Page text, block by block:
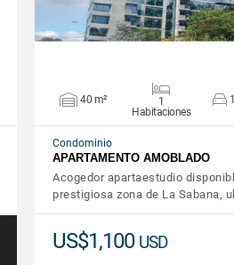
40 m²
1
Habitaciones
Condominio
APARTAMENTO AMOBLADO
Acogedor apartaestudio
prestigiosa zona de La Sabana,
US$1,100 USD